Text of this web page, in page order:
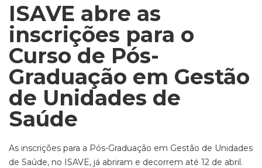
ISAVE abre as
inscrições para o
Curso de Pós-
Graduação em Gestão
de Unidades de
Saúde
As inscrições para a Pós-Graduação em Gestão de Unidades
de Saúde, no ISAVE, já abriram e decorrem até 12 de abril.